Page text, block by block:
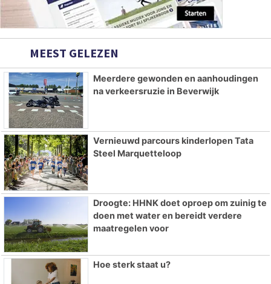
MEEST GELEZEN
Meerdere gewonden en aanhoudingen
na verkeersruzie in Beverwijk
Vernieuwd parcours kinderlopen Tata
Steel Marquetteloop
Droogte: HHNK doet oproep om zuinig te
doen met water en bereidt verdere
maatregelen voor
Hoe sterk staat u?